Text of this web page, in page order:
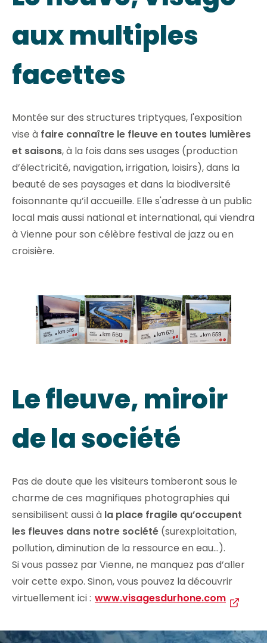
aux multiples
facettes
Montée sur des structures triptyques, l'exposition
vise à faire connaître le fleuve en toutes lumières
et saisons, à la fois dans ses usages (production
d’électricité, navigation, irrigation, loisirs), dans la
beauté de ses paysages et dans la biodiversité
foisonnante qu’il accueille. Elle s'adresse à un public
local mais aussi national et international, qui viendra
à Vienne pour son célèbre festival de jazz ou en
croisière.
Le fleuve, miroir
de la société
Pas de doute que les visiteurs tomberont sous le
charme de ces magnifiques photographies qui
sensibilisent aussi à la place fragile qu’occupent
les fleuves dans notre société (surexploitation,
pollution, diminution de la ressource en eau…).
Si vous passez par Vienne, ne manquez pas d’aller
voir cette expo. Sinon, vous pouvez la découvrir
virtuellement ici : www.visagesdurhone.com